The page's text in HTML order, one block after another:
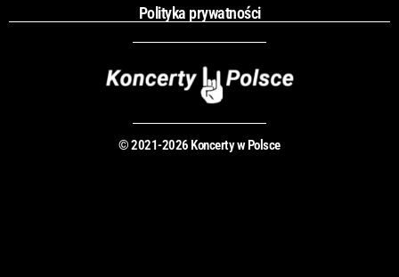
Polityka prywatności
© 2021-2026 Koncerty w Polsce